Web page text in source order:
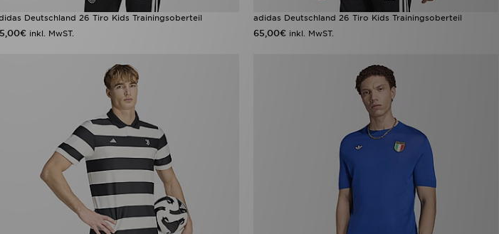
Deutschland 26 Tiro Kids Trainingsoberteil
inkl. MwST.
adidas Deutschland 26 Tiro Kids Trainingsoberteil
65,00€ inkl. MwST.